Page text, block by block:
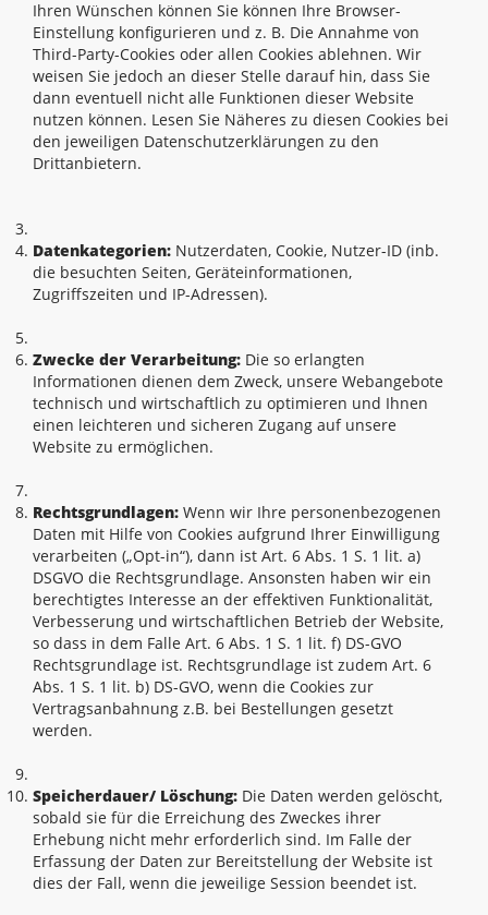
Ihren Wünschen können Sie können Ihre Browser-
Einstellung konfigurieren und z. B. Die Annahme von
Third-Party-Cookies oder allen Cookies ablehnen. Wir
weisen Sie jedoch an dieser Stelle darauf hin, dass Sie
dann eventuell nicht alle Funktionen dieser Website
nutzen können. Lesen Sie Näheres zu diesen Cookies bei
den jeweiligen Datenschutzerklärungen zu den
Drittanbietern.
Datenkategorien: Nutzerdaten, Cookie, Nutzer-ID (inb.
die besuchten Seiten, Geräteinformationen,
Zugriffszeiten und IP-Adressen).
Zwecke der Verarbeitung: Die so erlangten
Informationen dienen dem Zweck, unsere Webangebote
technisch und wirtschaftlich zu optimieren und Ihnen
einen leichteren und sicheren Zugang auf unsere
Website zu ermöglichen.
Rechtsgrundlagen: Wenn wir Ihre personenbezogenen
Daten mit Hilfe von Cookies aufgrund Ihrer Einwilligung
verarbeiten („Opt-in“), dann ist Art. 6 Abs. 1 S. 1 lit. a)
DSGVO die Rechtsgrundlage. Ansonsten haben wir ein
berechtigtes Interesse an der effektiven Funktionalität,
Verbesserung und wirtschaftlichen Betrieb der Website,
so dass in dem Falle Art. 6 Abs. 1 S. 1 lit. f) DS-GVO
Rechtsgrundlage ist. Rechtsgrundlage ist zudem Art. 6
Abs. 1 S. 1 lit. b) DS-GVO, wenn die Cookies zur
Vertragsanbahnung z.B. bei Bestellungen gesetzt
werden.
Speicherdauer/ Löschung: Die Daten werden gelöscht,
sobald sie für die Erreichung des Zweckes ihrer
Erhebung nicht mehr erforderlich sind. Im Falle der
Erfassung der Daten zur Bereitstellung der Website ist
dies der Fall, wenn die jeweilige Session beendet ist.